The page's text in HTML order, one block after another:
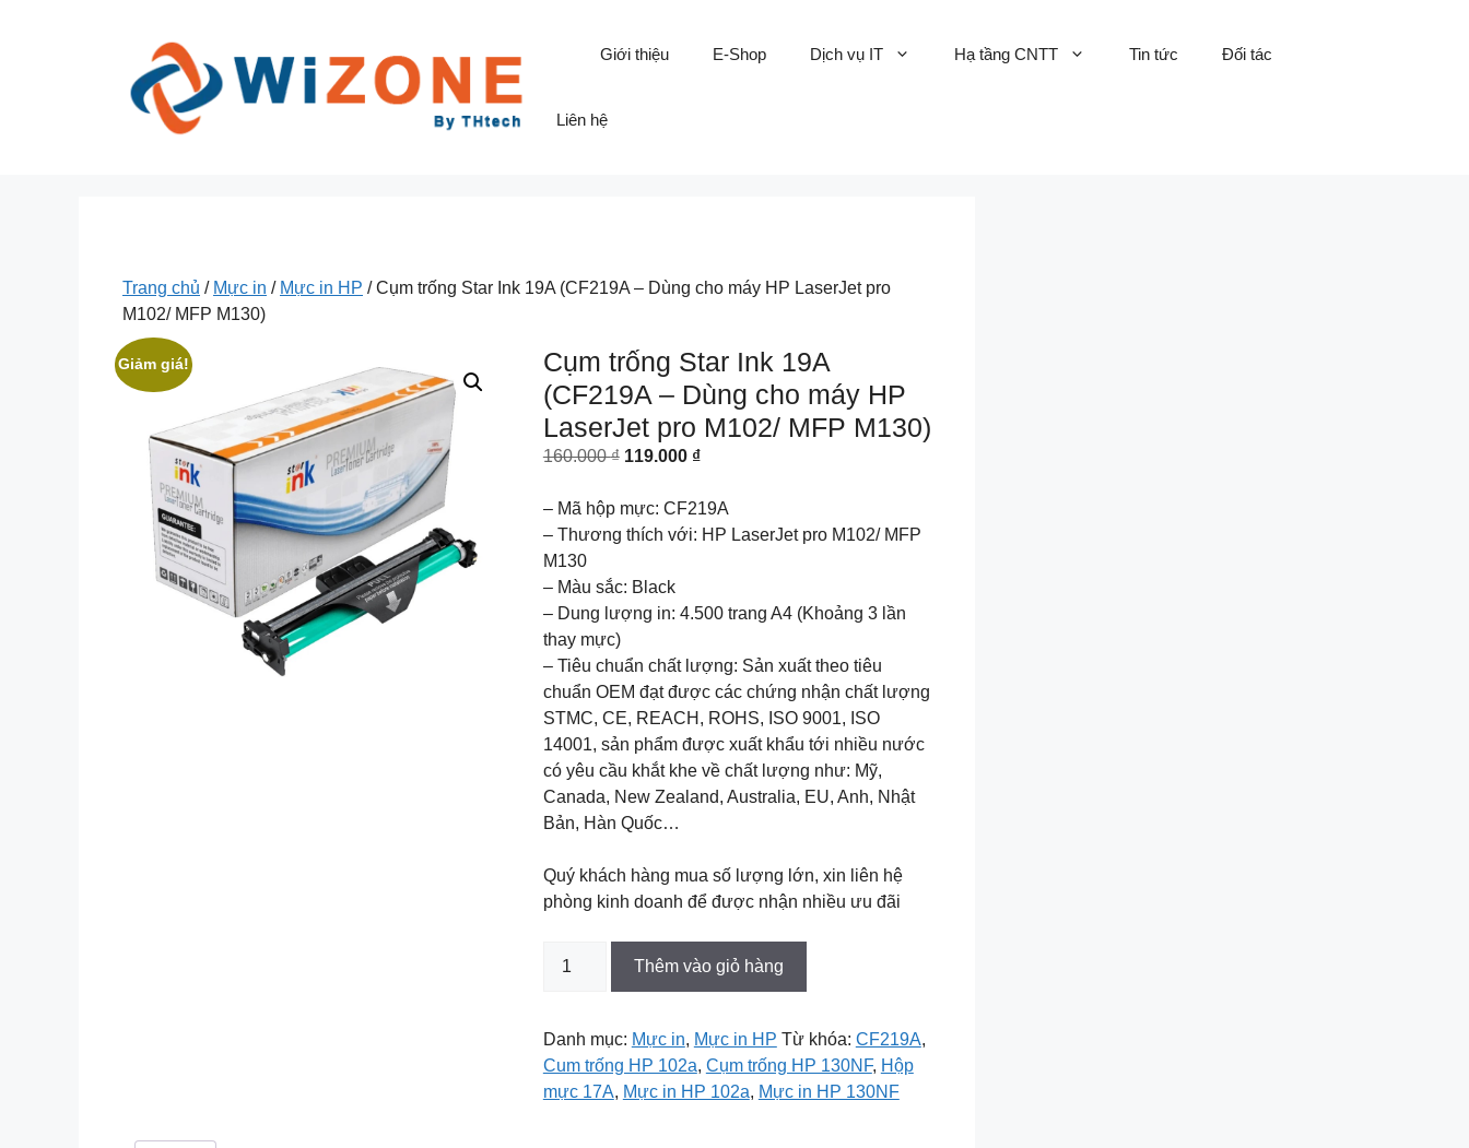
Giới thiệu E-Shop Dịch vụ IT Hạ tầng CNTT Tin tức Đối tác
Liên hệ
Trang chủ / Mực in / Mực in HP / Cụm trống Star Ink 19A (CF219A – Dùng cho máy HP LaserJet pro
M102/ MFP M130)
Giảm giá!
Cụm trống Star Ink 19A
(CF219A – Dùng cho máy HP
LaserJet pro M102/ MFP M130)
160.000₫ Original
was:
160.000 ₫.
119.000 ₫Current
is:
119.000 ₫.
– Mã hộp mực: CF219A
– Thương thích với: HP LaserJet pro M102/ MFP
M130
– Màu sắc: Black
– Dung lượng in: 4.500 trang A4 (Khoảng 3 lần
thay mực)
– Tiêu chuẩn chất lượng: Sản xuất theo tiêu
chuẩn OEM đạt được các chứng nhận chất lượng
STMC, CE, REACH, ROHS, ISO 9001, ISO
14001, sản phẩm được xuất khẩu tới nhiều nước
có yêu cầu khắt khe về chất lượng như: Mỹ,
Canada, New Zealand, Australia, EU, Anh, Nhật
Bản, Hàn Quốc…
Quý khách hàng mua số lượng lớn, xin liên hệ
phòng kinh doanh để được nhận nhiều ưu đãi
Ink
19A
(CF219A
Thêm vào giỏ hàng
Danh mục: Mực in, Mực in HP Từ khóa: CF219A,
Cum trống HP 102a, Cụm trống HP 130NF, Hộp
mực 17A, Mực in HP 102a, Mực in HP 130NF